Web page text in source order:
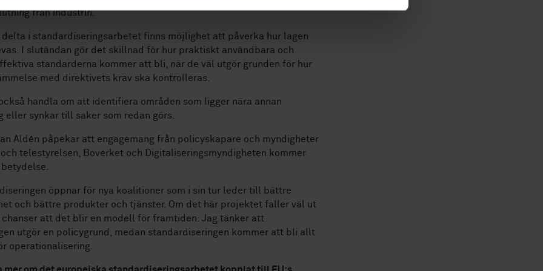
från industrin.
delta i standardiseringsarbetet finns möjlighet att påverka hur lagen
I slutändan gör det skillnad för hur praktiskt användbara och
standarderna kommer att bli, när de väl utgör grunden för hur
med direktivets krav ska kontrolleras.
handla om att identifiera områden som ligger nära annan
eller synkar till saker som redan görs.
Aldén påpekar att engagemang från policyskapare och myndigheter
telestyrelsen, Boverket och Digitaliseringsmyndigheten kommer
öppnar för nya koalitioner som i sin tur leder till bättre
och bättre produkter och tjänster. Om det här projektet faller väl ut
chanser att det blir en modell för framtiden. Jag tänker att
utgör en policygrund, medan standardiseringen kommer att bli allt
operationalisering.